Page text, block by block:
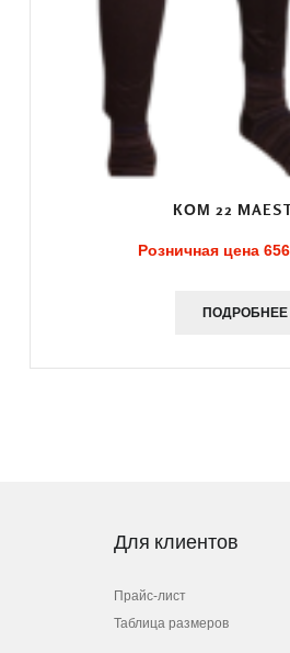
КОМ 22
Розничная цена
ПОДРОБНЕЕ
Для клиентов
Прайс-лист
Таблица размеров